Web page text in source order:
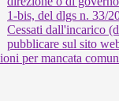
1-bis, del dlgs n. 33/
Cessati dall'incarico
pubblicare sul sito
per mancata